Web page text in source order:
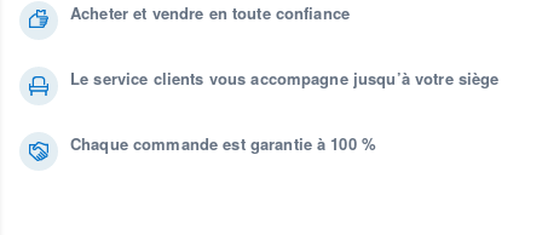
Acheter et vendre en toute confiance
Le service clients vous accompagne jusqu’à votre siège
Chaque commande est garantie à 100 %